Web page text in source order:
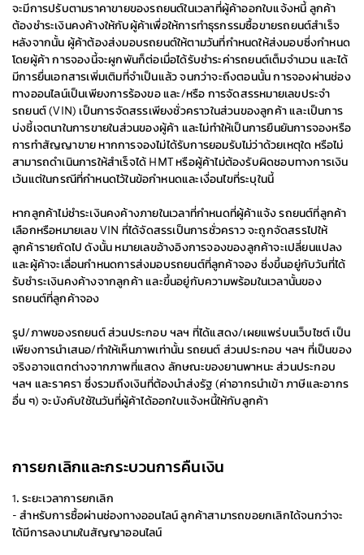
จะมีการปรับตามราคาขายของรถยนต์ในเวลาที่ผู้ค้าออกใบแจ้งหนี้ ลูกค้า
ต้องชำระเงินคงค้างให้กับผู้ค้าเพื่อให้การทำธุรกรรมซื้อขายรถยนต์สำเร็จ
หลังจากนั้น ผู้ค้าต้องส่งมอบรถยนต์ให้ตามวันที่กำหนดให้ส่งมอบซึ่งกำหนด
โดยผู้ค้า การจองนี้จะผูกพันก็ต่อเมื่อได้รับชำระค่ารถยนต์เต็มจำนวน และได้
มีการยื่นเอกสารเพิ่มเติมที่จำเป็นแล้ว จนกว่าจะถึงตอนนั้น การจองผ่านช่อง
ทางออนไลน์เป็นเพียงการร้องขอ และ/หรือ การจัดสรรหมายเลขประจำ
รถยนต์ (VIN) เป็นการจัดสรรเพียงชั่วคราวในส่วนของลูกค้า และเป็นการ
บ่งชี้เจตนาในการขายในส่วนของผู้ค้า และไม่ทำให้เป็นการยืนยันการจองหรือ
การทำสัญญาขาย หากการจองไม่ได้รับการยอมรับไม่ว่าด้วยเหตุใด หรือไม่
สามารถดำเนินการให้สำเร็จได้ HMT หรือผู้ค้าไม่ต้องรับผิดชอบทางการเงิน
เว้นแต่ในกรณีที่กำหนดไว้ในข้อกำหนดและเงื่อนไขที่ระบุในนี้
หากลูกค้าไม่ชำระเงินคงค้างภายในเวลาที่กำหนดที่ผู้ค้าแจ้ง รถยนต์ที่ลูกค้า
เลือกหรือหมายเลข VIN ที่ได้จัดสรรเป็นการชั่วคราว จะถูกจัดสรรไปให้
ลูกค้ารายถัดไป ดังนั้น หมายเลขอ้างอิงการจองของลูกค้าจะเปลี่ยนแปลง
และผู้ค้าจะเลื่อนกำหนดการส่งมอบรถยนต์ที่ลูกค้าจอง ซึ่งขึ้นอยู่กับวันที่ได้
รับชำระเงินคงค้างจากลูกค้า และขึ้นอยู่กับความพร้อมในเวลานั้นของ
รถยนต์ที่ลูกค้าจอง
รูป/ภาพของรถยนต์ ส่วนประกอบ ฯลฯ ที่ได้แสดง/เผยแพร่บนเว็บไซต์ เป็น
เพียงการนำเสนอ/ทำให้เห็นภาพเท่านั้น รถยนต์ ส่วนประกอบ ฯลฯ ที่เป็นของ
จริงอาจแตกต่างจากภาพที่แสดง ลักษณะของยานพาหนะ ส่วนประกอบ
ฯลฯ และราครา ซึ่งรวมถึงเงินที่ต้องนำส่งรัฐ (ค่าอากรนำเข้า ภาษีและอากร
อื่น ๆ) จะบังคับใช้ในวันที่ผู้ค้าได้ออกใบแจ้งหนี้ให้กับลูกค้า
การยกเลิกและกระบวนการคืนเงิน
1. ระยะเวลาการยกเลิก
- สำหรับการซื้อผ่านช่องทางออนไลน์ ลูกค้าสามารถขอยกเลิกได้จนกว่าจะ
ได้มีการลงนามในสัญญาออนไลน์